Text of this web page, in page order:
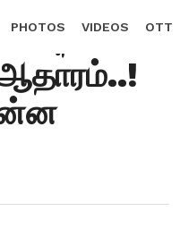
PHOTOS VIDEOS OTT
புதிய
ஆதாரம்..!